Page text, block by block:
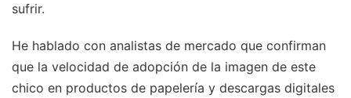
sufrir.
He hablado con analistas de mercado que confirman
que la velocidad de adopción de la imagen de este
chico en productos de papelería y descargas digitales